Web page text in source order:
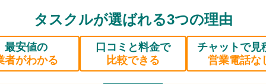
タスクルが選ばれる3つの理由
最安値の
者がわかる
口コミと料金で
比較できる
チャットで見
営業電話な